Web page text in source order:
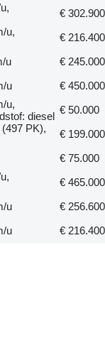
€ 302.900
u,
€ 216.400
u
€ 245.000
u
€ 450.000
u,
diesel
€ 50.000
PK),
€ 199.000
€ 75.000
€ 465.000
u
€ 256.600
u € 216.400